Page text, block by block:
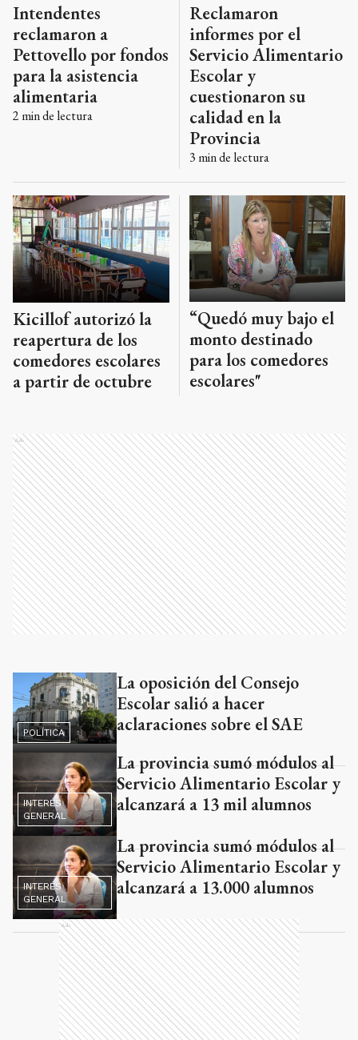
Intendentes
reclamaron a
Pettovello por fondos
para la asistencia
alimentaria
2 min de lectura
Reclamaron
informes por el
Servicio Alimentario
Escolar y
cuestionaron su
calidad en la
Provincia
3 min de lectura
Kicillof autorizó la
reapertura de los
comedores escolares
a partir de octubre
“Quedó muy bajo el
monto destinado
para los comedores
escolares"
Ads
POLÍTICA
La oposición del Consejo
Escolar salió a hacer
aclaraciones sobre el SAE
INTERÉS
GENERAL
La provincia sumó módulos al
Servicio Alimentario Escolar y
alcanzará a 13 mil alumnos
INTERÉS
GENERAL
La provincia sumó módulos al
Servicio Alimentario Escolar y
alcanzará a 13.000 alumnos
Ads